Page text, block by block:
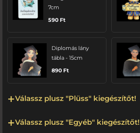
7cm
590 Ft
Diplomás lány
tábla - 15cm
890 Ft
Válassz plusz "Plüss" kiegészítőt!
Válassz plusz "Egyéb" kiegészítőt!